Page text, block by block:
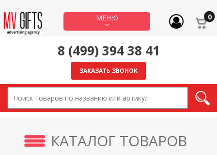
8 (499) 394 38 41
ЗАКАЗАТЬ ЗВОНОК
МЕНЮ
КАТАЛОГ ТОВАРОВ